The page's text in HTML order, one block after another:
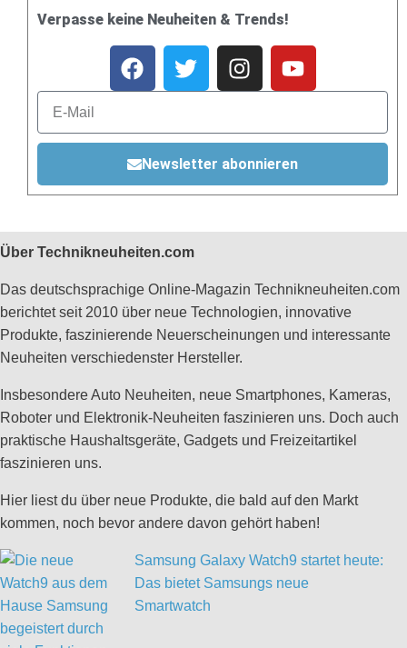
Verpasse keine Neuheiten & Trends!
Newsletter abonnieren
Über Technikneuheiten.com
Das deutschsprachige Online-Magazin Technikneuheiten.com
berichtet seit 2010 über neue Technologien, innovative
Produkte, faszinierende Neuerscheinungen und interessante
Neuheiten verschiedenster Hersteller.
Insbesondere Auto Neuheiten, neue Smartphones, Kameras,
Roboter und Elektronik-Neuheiten faszinieren uns. Doch auch
praktische Haushaltsgeräte, Gadgets und Freizeitartikel
faszinieren uns.
Hier liest du über neue Produkte, die bald auf den Markt
kommen, noch bevor andere davon gehört haben!
Samsung Galaxy Watch9 startet heute:
Das bietet Samsungs neue
Smartwatch